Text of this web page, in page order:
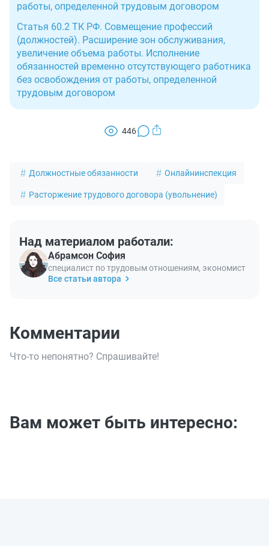
работы, определенной трудовым договором
Статья 60.2 ТК РФ. Совмещение профессий
(должностей). Расширение зон обслуживания,
увеличение объема работы. Исполнение
обязанностей временно отсутствующего работника
без освобождения от работы, определенной
трудовым договором
446
Должностные обязанности Онлайнинспекция
Расторжение трудового договора (увольнение)
Над материалом работали:
Абрамсон София
специалист по трудовым отношениям, экономист
Все статьи автора
Комментарии
Что-то непонятно? Спрашивайте!
Вам может быть интересно: